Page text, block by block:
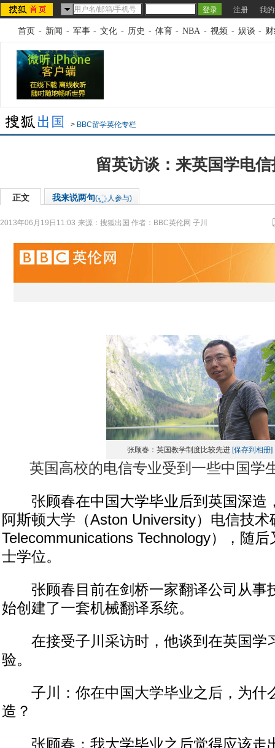
注册 我
首页 - 新闻 - 军事 - 文化 - 历史 - 体育 - NBA - 视频 - 娱谈 -
> BBC留学英伦专栏
留英访谈：来英国学电
正文 我来说两句( 人参与)
2013年06月19日11:03 来源： 搜狐出国 作者：BBC英伦网 子川
张顾春：英国教学制度比较先进 [保存到相册]
英国高校的电信专业受到一些中国学
张顾春在中国大学毕业后到英国深造
阿斯顿大学（Aston University）电信技术
Telecommunications Technology），随
士学位。
张顾春目前在剑桥一家翻译公司从事
始创建了一套机械翻译系统。
在接受子川采访时，他谈到在英国学
验。
子川：你在中国大学毕业之后，为什
造？
张顾春：我大学毕业之后觉得应该走